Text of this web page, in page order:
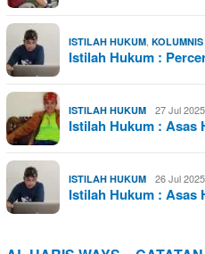
ISTILAH HUKUM KOLUMNIS
Istilah Hukum :
ISTILAH HUKUM 27 Jul
Istilah Hukum : Asas
ISTILAH HUKUM 26 Jul
Istilah Hukum : Asas